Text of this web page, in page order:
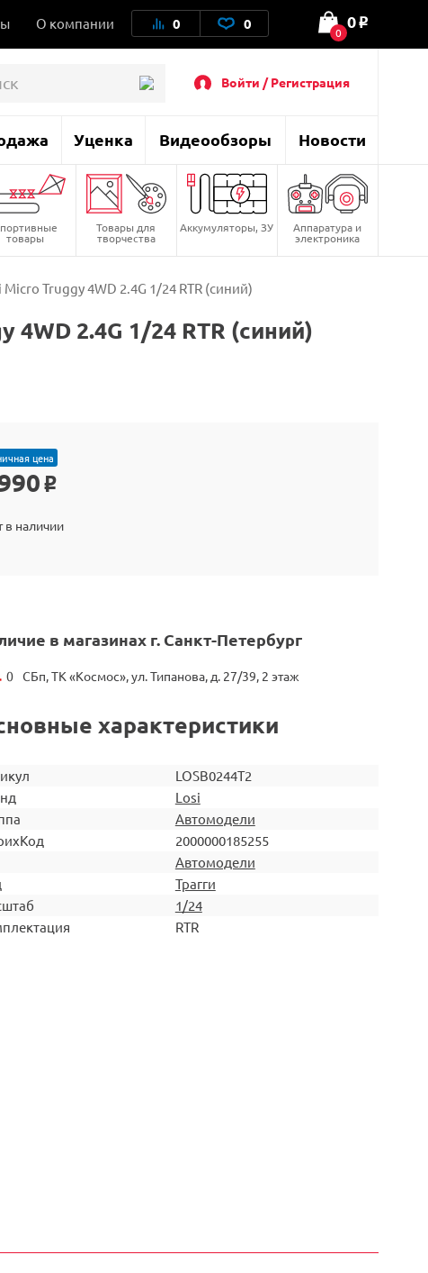
О компании 0 0 0
0 o
Войти / Регистрация
Уценка Видеообзоры Новости
товары
Товары для
творчества
Аккумуляторы, ЗУ Аппаратура и
электроника
Truggy 4WD 2.4G 1/24 RTR (синий)
2.4G 1/24 RTR (синий)
цена
o
в наличии
в магазинах г. Санкт-Петербург
0 СБп, ТК «Космос», ул. Типанова, д. 27/39, 2 этаж
характеристики
LOSB0244T2
Losi
Автомодели
2000000185255
Автомодели
Трагги
1/24
RTR